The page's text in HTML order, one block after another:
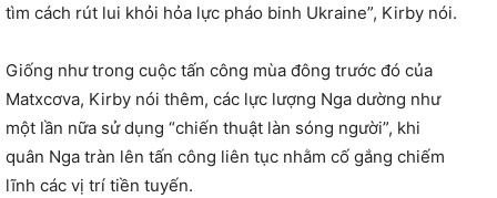
tìm cách rút lui khỏi hỏa lực pháo binh Ukraine”, Kirby nói.
Giống như trong cuộc tấn công mùa đông trước đó của
Matxcơva, Kirby nói thêm, các lực lượng Nga dường như
một lần nữa sử dụng “chiến thuật làn sóng người”, khi
quân Nga tràn lên tấn công liên tục nhằm cố gắng chiếm
lĩnh các vị trí tiền tuyến.